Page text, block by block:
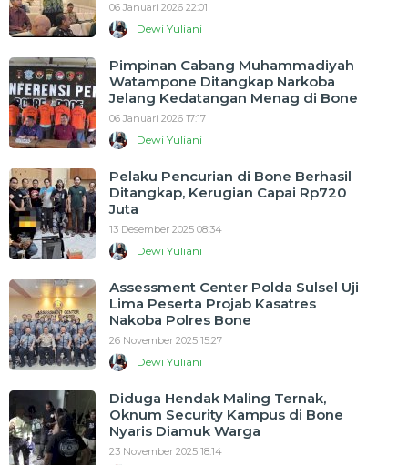
06 Januari 2026 22:01
Dewi Yuliani
Pimpinan Cabang Muhammadiyah
Watampone Ditangkap Narkoba
Jelang Kedatangan Menag di Bone
06 Januari 2026 17:17
Dewi Yuliani
Pelaku Pencurian di Bone Berhasil
Ditangkap, Kerugian Capai Rp720
Juta
13 Desember 2025 08:34
Dewi Yuliani
Assessment Center Polda Sulsel Uji
Lima Peserta Projab Kasatres
Nakoba Polres Bone
26 November 2025 15:27
Dewi Yuliani
Diduga Hendak Maling Ternak,
Oknum Security Kampus di Bone
Nyaris Diamuk Warga
23 November 2025 18:14